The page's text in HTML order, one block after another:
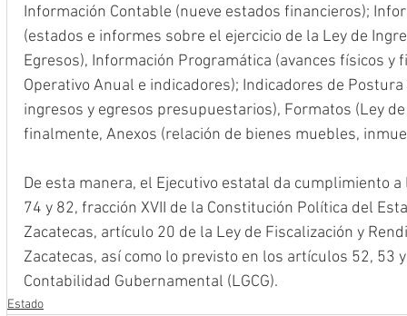
Información Contable (nueve estados financieros);
(estados e informes sobre el ejercicio de la Ley de
Egresos), Información Programática (avances físicos
Operativo Anual e indicadores); Indicadores de
ingresos y egresos presupuestarios), Formatos (Ley
finalmente, Anexos (relación de bienes muebles,
De esta manera, el Ejecutivo estatal da cumplimiento
74 y 82, fracción XVII de la Constitución Política del
Zacatecas, artículo 20 de la Ley de Fiscalización y
Zacatecas, así como lo previsto en los artículos 52, 53
Contabilidad Gubernamental (LGCG).
Estado